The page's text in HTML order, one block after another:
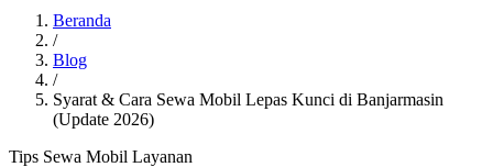
Beranda
/
Blog
/
Syarat & Cara Sewa Mobil Lepas Kunci di Banjarmasin
(Update 2026)
Tips Sewa Mobil Layanan